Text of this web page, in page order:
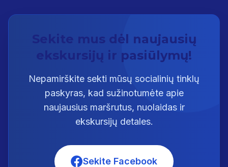
Sekite mus dėl naujausių
ekskursijų ir pasiūlymų!
Nepamirškite sekti mūsų socialinių tinklų
paskyras, kad sužinotumėte apie
naujausius maršrutus, nuolaidas ir
ekskursijų detales.
Sekite Facebook